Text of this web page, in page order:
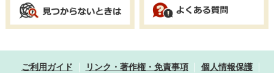
ご利用ガイド リンク・著作権・免責事項
個人情報保護